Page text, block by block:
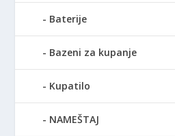
Baterije
Bazeni za kupanje
Kupatilo
NAMEŠTAJ